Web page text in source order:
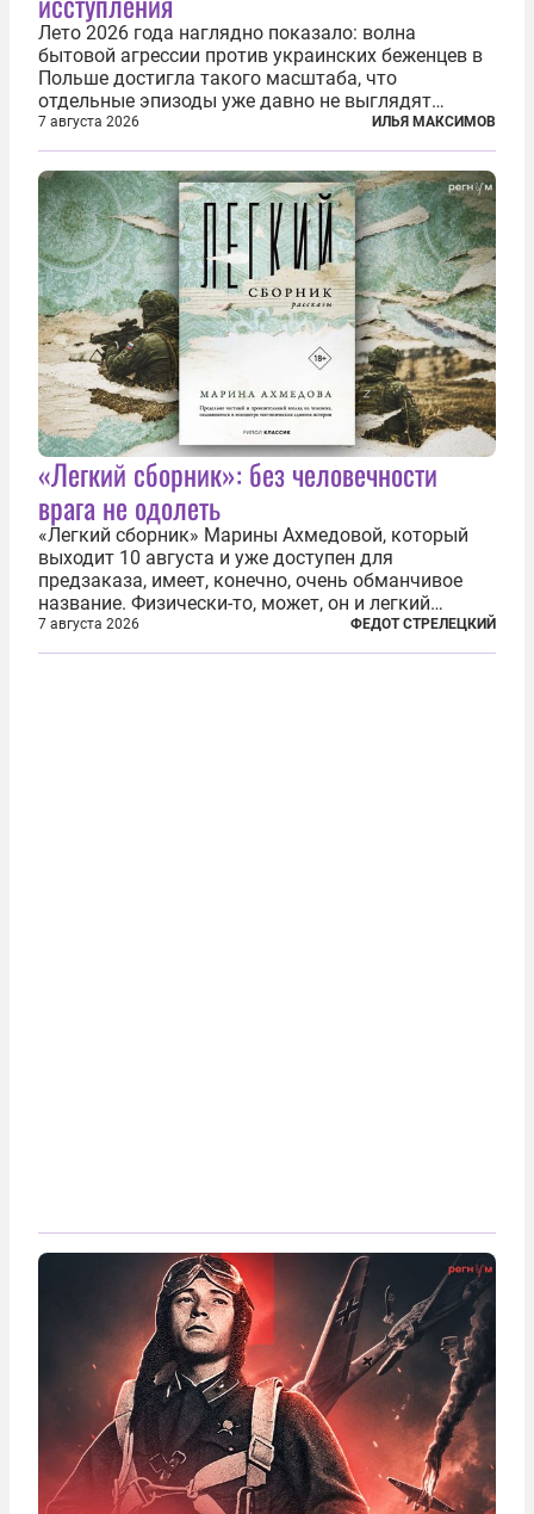
Лето 2026 года наглядно показало: волна
бытовой агрессии против украинских беженцев в
Польше достигла такого масштаба, что
отдельные эпизоды уже давно не выглядят
случайными. Поляки, судя по происходящему,
буквально теряют рассудок от ненависти к
украинским беженцам, и каждый новый случай
по-своему...
7 августа 2026 ИЛЬЯ МАКСИМОВ
«Легкий сборник»: без человечности
врага не одолеть
«Легкий сборник» Марины Ахмедовой, который
выходит 10 августа и уже доступен для
предзаказа, имеет, конечно, очень обманчивое
название. Физически-то, может, он и легкий
относительно. Но метафизически —
безотносительно тяжелый. Десять рассказов,
7 августа 2026 ФЕДОТ СТРЕЛЕЦКИЙ